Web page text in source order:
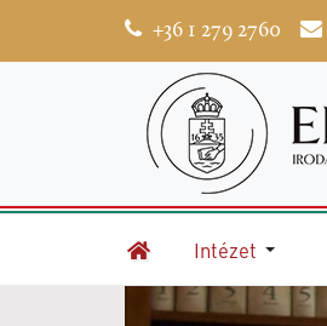
+36 1 279 2760
Intézet